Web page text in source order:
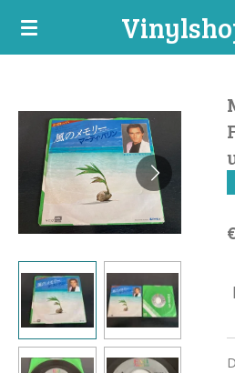
Ga
hoofdinhoud